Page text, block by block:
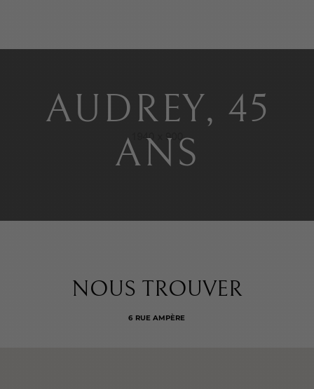
AUDREY, 45
ANS
NOUS TROUVER
6 RUE AMPÈRE